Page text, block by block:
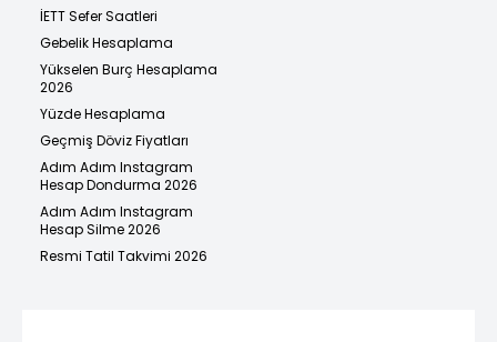
İETT Sefer Saatleri
Gebelik Hesaplama
Yükselen Burç Hesaplama
2026
Yüzde Hesaplama
Geçmiş Döviz Fiyatları
Adım Adım Instagram
Hesap Dondurma 2026
Adım Adım Instagram
Hesap Silme 2026
Resmi Tatil Takvimi 2026